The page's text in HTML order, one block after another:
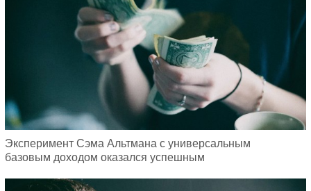
Эксперимент Сэма Альтмана с универсальным
базовым доходом оказался успешным